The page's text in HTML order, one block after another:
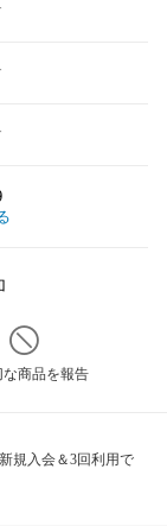
な商品を報告
規入会＆3回利用で